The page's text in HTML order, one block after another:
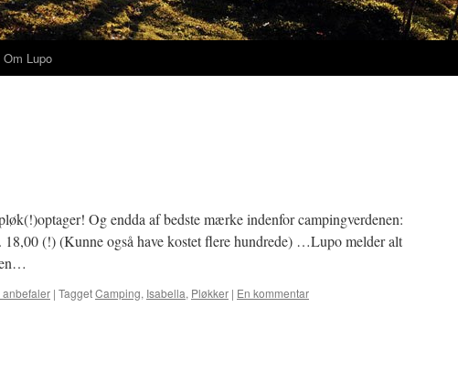
Om Lupo
Og endda af bedste mærke indenfor campingverdenen:
(!) (Kunne også have kostet flere hundrede) …Lupo melder alt
anbefaler | TaggetCamping, Isabella, Pløkker | En kommentar